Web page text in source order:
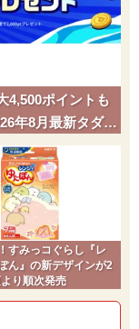
4,500ポイントも
年8月最新タダポ
すみっコぐらし『レ
ん』の新デザインが2
り順次発売